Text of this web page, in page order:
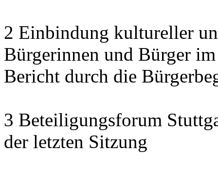
2 Einbindung kultureller
Bürgerinnen und Bürger
Bericht durch die
3 Beteiligungsforum
der letzten Sitzung